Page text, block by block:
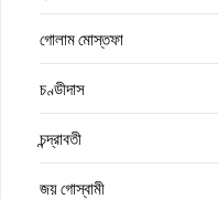
গোলাম মোস্তফা
চণ্ডীদাস
চন্দ্রাবতী
জয় গোস্বামী